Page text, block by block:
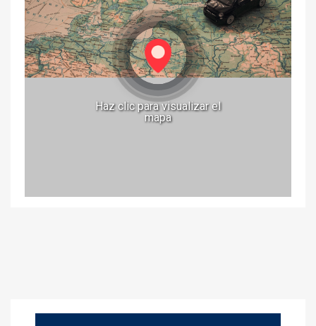
Haz clic para visualizar el
mapa